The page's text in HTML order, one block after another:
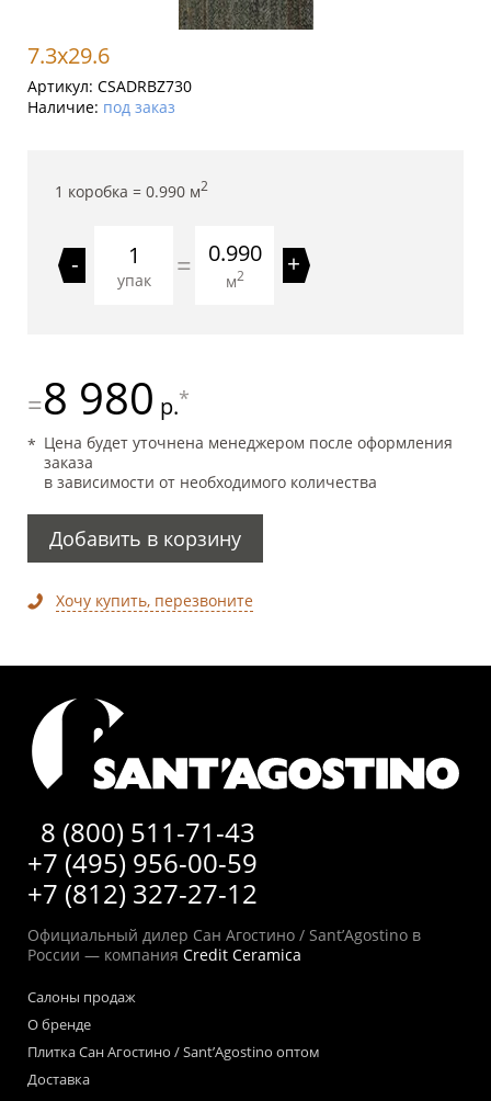
7.3x29.6
Артикул: CSADRBZ730
Наличие: под заказ
1 коробка = 0.990 м2
-
упак = 0.990
м2 +
=8 980 р.*
Цена будет уточнена менеджером после оформления
заказа
в зависимости от необходимого количества
Добавить в корзину
Хочу купить, перезвоните
8 (800) 511-71-43
+7 (495) 956-00-59
+7 (812) 327-27-12
Официальный дилер Сан Агостино / Sant’Agostino в
России — компания Credit Ceramica
Салоны продаж
О бренде
Плитка Сан Агостино / Sant’Agostino оптом
Доставка